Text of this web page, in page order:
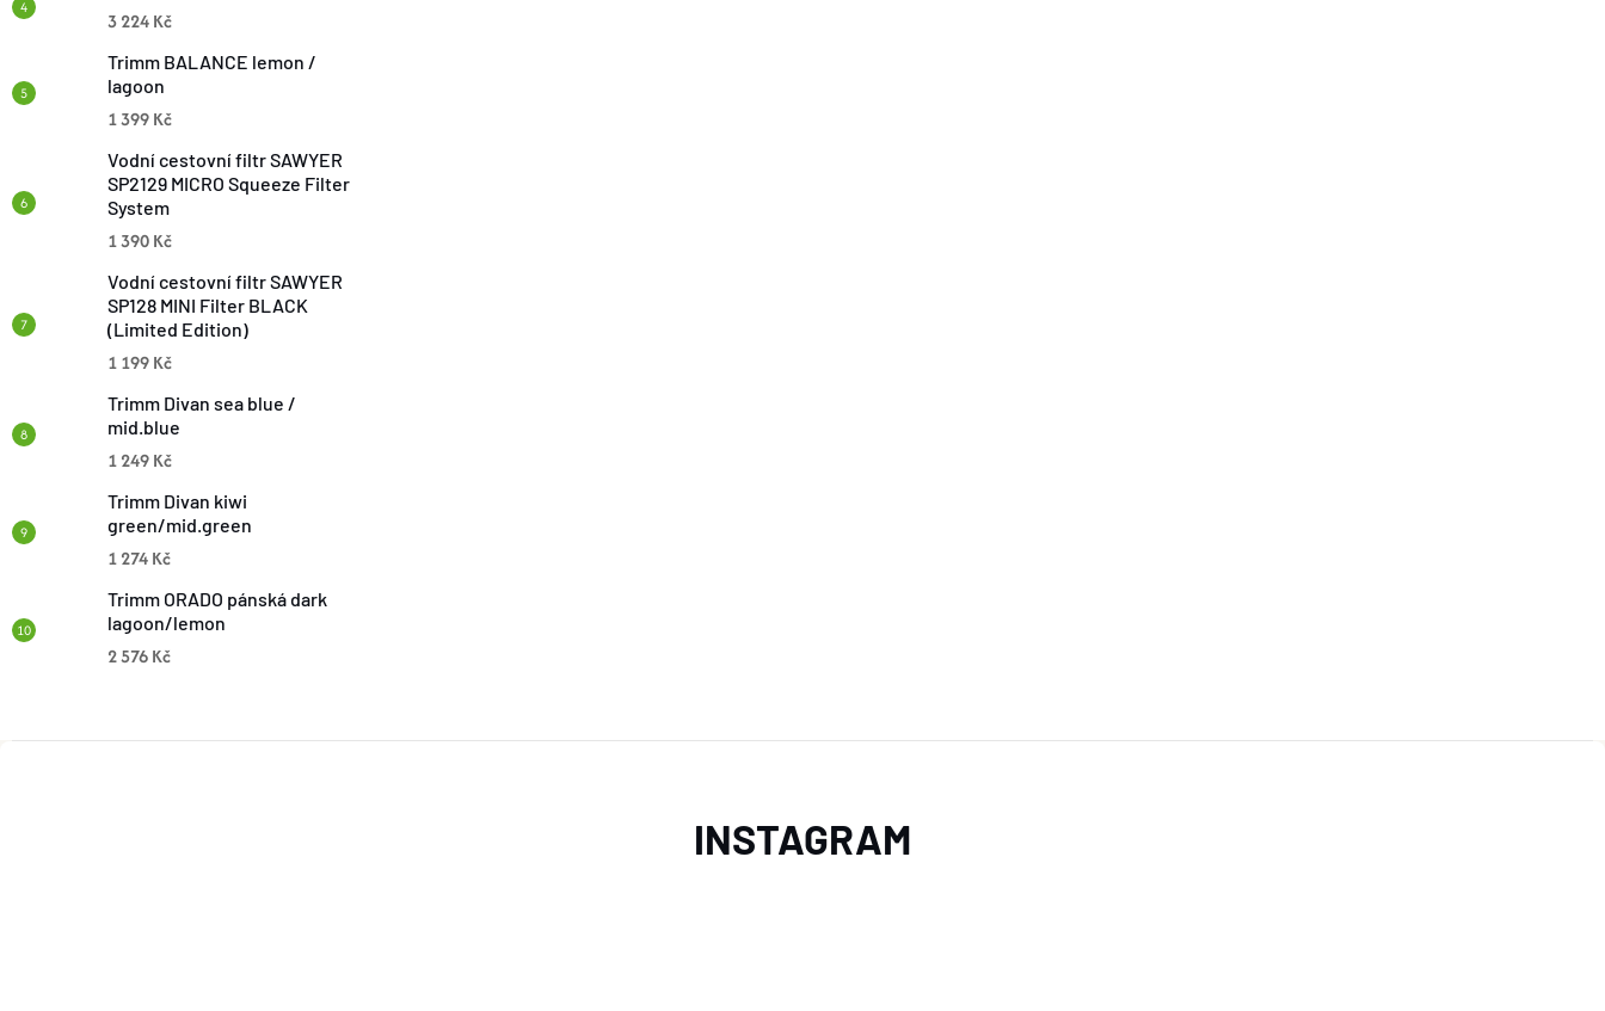
3 224 Kč
Trimm BALANCE lemon /
lagoon
1 399 Kč
Vodní cestovní filtr SAWYER
SP2129 MICRO Squeeze Filter
System
1 390 Kč
Vodní cestovní filtr SAWYER
SP128 MINI Filter BLACK
(Limited Edition)
1 199 Kč
Trimm Divan sea blue /
mid.blue
1 249 Kč
Trimm Divan kiwi
green/mid.green
1 274 Kč
Trimm ORADO pánská dark
lagoon/lemon
2 576 Kč
INSTAGRAM